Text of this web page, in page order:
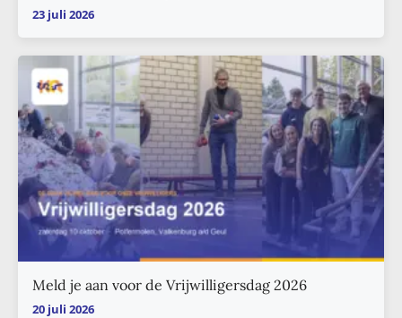
23 juli 2026
Meld je aan voor de Vrijwilligersdag 2026
20 juli 2026